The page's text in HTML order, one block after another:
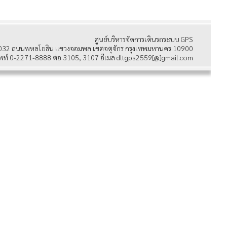
ศูนย์บริหารจัดการเดินรถระบบ GPS
ถนนพหลโยธิน แขวงจอมพล เขตจตุจักร กรุงเทพมหานคร 10900
ท์ 0-2271-8888 ต่อ 3105, 3107 อีเมล dltgps2559[@]gmail.com